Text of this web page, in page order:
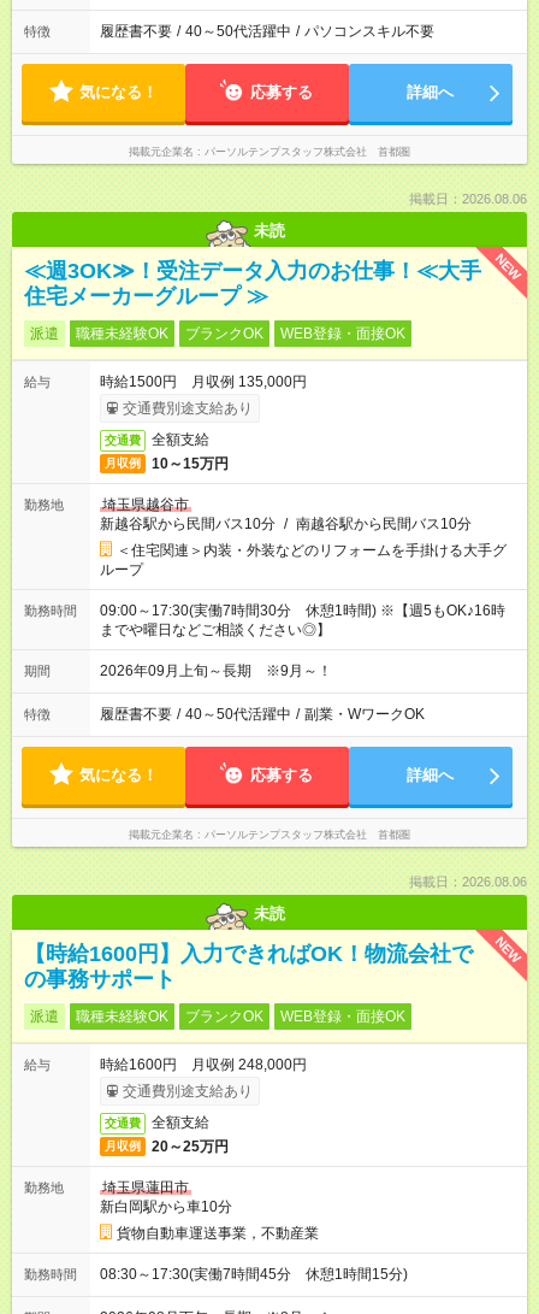
特徴 履歴書不要 / 40～50代活躍中 / パソコンスキル不要
気になる！ 応募する 詳細へ
掲載元企業名 パーソルテンプスタッフ株式会社 首都圏
掲載日：2026.08.06
未読
NEW
≪週3OK≫！受注データ入力のお仕事！≪大手
住宅メーカーグループ ≫
派遣 職種未経験OK ブランクOK WEB登録・面接OK
給与
時給1500円 月収例 135,000円
交通費別途支給あり
交通費 全額支給
月収例 10～15万円
勤務地
埼玉県越谷市
新越谷駅から民間バス10分 / 南越谷駅から民間バス10分
＜住宅関連＞内装・外装などのリフォームを手掛ける大手グ
ループ
勤務時間
09:00～17:30(実働7時間30分 休憩1時間) ※【週5もOK♪16時
までや曜日などご相談ください◎】
期間 2026年09月上旬～長期 ※9月～！
特徴 履歴書不要 / 40～50代活躍中 / 副業・WワークOK
気になる！ 応募する 詳細へ
掲載元企業名 パーソルテンプスタッフ株式会社 首都圏
掲載日：2026.08.06
未読
NEW
【時給1600円】入力できればOK！物流会社で
の事務サポート
派遣 職種未経験OK ブランクOK WEB登録・面接OK
給与
時給1600円 月収例 248,000円
交通費別途支給あり
交通費 全額支給
月収例 20～25万円
勤務地
埼玉県蓮田市
新白岡駅から車10分
貨物自動車運送事業，不動産業
勤務時間 08:30～17:30(実働7時間45分 休憩1時間15分)